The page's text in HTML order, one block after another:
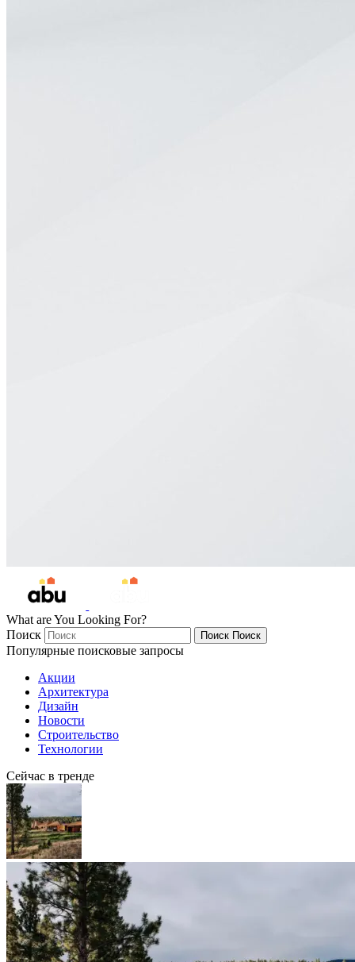
What are You Looking For?
Поиск
Поиск Поиск
Популярные поисковые запросы
Акции
Архитектура
Дизайн
Новости
Строительство
Технологии
Сейчас в тренде